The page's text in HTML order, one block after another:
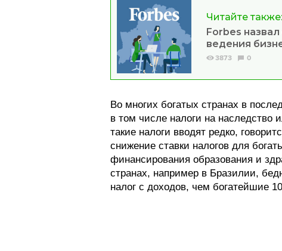
Читайте также:
Forbes
ведения
3873 0
Во многих богатых странах в
в том числе налоги на наследство
такие налоги вводят редко,
снижение ставки налогов для
финансирования образования и
странах, например в Бразилии,
налог с доходов, чем богатейшие